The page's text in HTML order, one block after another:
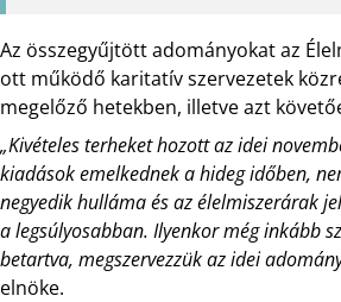
Az összegyűjtött adományokat az
ott működő karitatív szervezetek
megelőző hetekben, illetve azt
„Kivételes terheket hozott az idei
kiadások emelkednek a hideg időben,
negyedik hulláma és az élelmiszerárak
a legsúlyosabban. Ilyenkor még inkább
betartva, megszervezzük az idei
elnöke.